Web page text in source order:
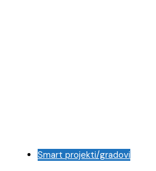
Smart projekti/gradovi